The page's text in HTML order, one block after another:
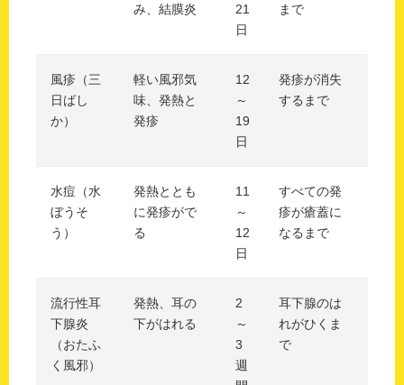
み、結膜炎
21
日
まで
風疹（三
日ばし
か）
軽い風邪気
味、発熱と
発疹
12
～
19
日
発疹が消失
するまで
水痘（水
ぼうそ
う）
発熱ととも
に発疹がで
る
11
～
12
日
すべての発
疹が瘡蓋に
なるまで
流行性耳
下腺炎
（おたふ
く風邪）
発熱、耳の
下がはれる
2
～
3
週
耳下腺のは
れがひくま
で